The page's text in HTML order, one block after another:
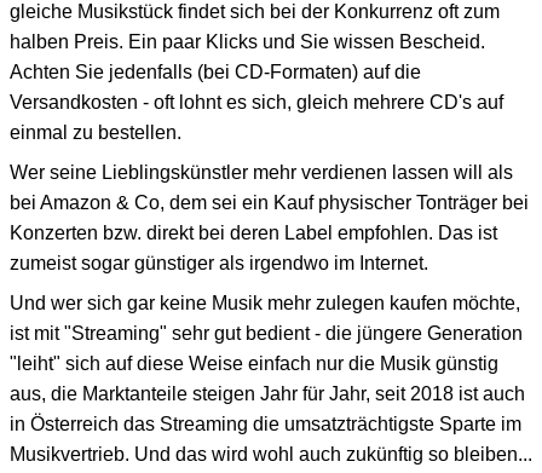
gleiche Musikstück findet sich bei der Konkurrenz oft zum
halben Preis. Ein paar Klicks und Sie wissen Bescheid.
Achten Sie jedenfalls (bei CD-Formaten) auf die
Versandkosten - oft lohnt es sich, gleich mehrere CD's auf
einmal zu bestellen.
Wer seine Lieblingskünstler mehr verdienen lassen will als
bei Amazon & Co, dem sei ein Kauf physischer Tonträger bei
Konzerten bzw. direkt bei deren Label empfohlen. Das ist
zumeist sogar günstiger als irgendwo im Internet.
Und wer sich gar keine Musik mehr zulegen kaufen möchte,
ist mit "Streaming" sehr gut bedient - die jüngere Generation
"leiht" sich auf diese Weise einfach nur die Musik günstig
aus, die Marktanteile steigen Jahr für Jahr, seit 2018 ist auch
in Österreich das Streaming die umsatzträchtigste Sparte im
Musikvertrieb. Und das wird wohl auch zukünftig so bleiben...